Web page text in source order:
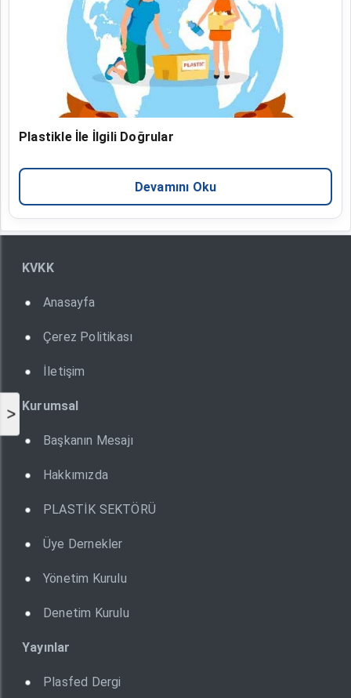
>
Plastikle İle İlgili Doğrular
Devamını Oku
KVKK
Anasayfa
Çerez Politikası
İletişim
Kurumsal
Başkanın Mesajı
Hakkımızda
PLASTİK SEKTÖRÜ
Üye Dernekler
Yönetim Kurulu
Denetim Kurulu
Yayınlar
Plasfed Dergi